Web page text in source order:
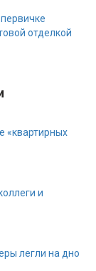
отделкой
«квартирных
и
легли на дно